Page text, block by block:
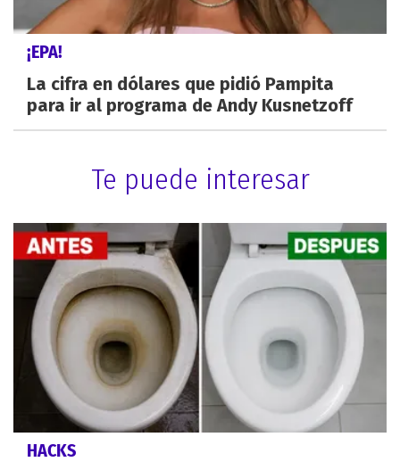
¡EPA!
La cifra en dólares que pidió Pampita
para ir al programa de Andy Kusnetzoff
Te puede interesar
HACKS